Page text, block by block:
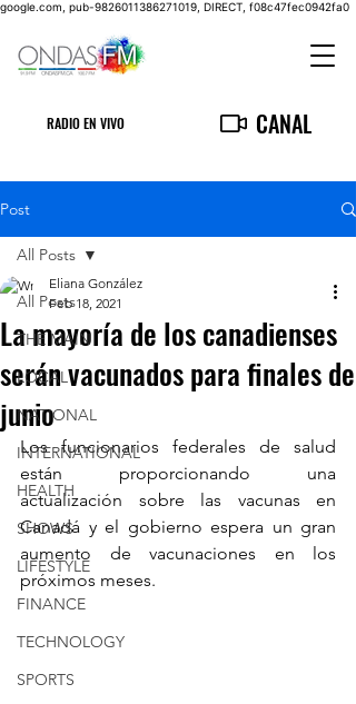
google.com, pub-9826011386271019, DIRECT, f08c47fec0942fa0
RADIO EN VIVO CANAL
Post
All Posts
THE MAIN
LOCAL
NATIONAL
INTERNATIONAL
HEALTH
SHOWS
LIFESTYLE
FINANCE
TECHNOLOGY
SPORTS
All Posts
La mayoría de los canadienses
serán vacunados para finales de
junio
Eliana González
Feb 18, 2021
Los funcionarios federales de salud
están proporcionando una
actualización sobre las vacunas en
Canadá y el gobierno espera un gran
aumento de vacunaciones en los
próximos meses.